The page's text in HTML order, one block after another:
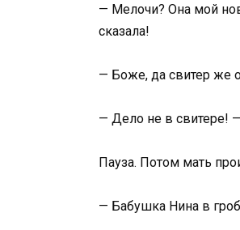
— Мелочи? Она мой
сказала!
— Боже, да свитер же
— Дело не в свитере!
Пауза. Потом мать
— Бабушка Нина в